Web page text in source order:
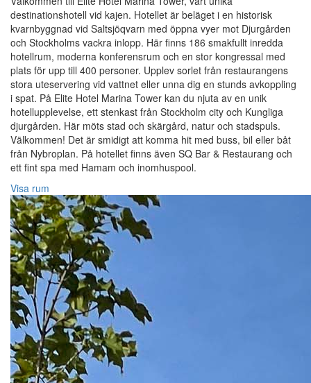
destinationshotell vid kajen. Hotellet är beläget i en historisk
kvarnbyggnad vid Saltsjöqvarn med öppna vyer mot Djurgården
och Stockholms vackra inlopp. Här finns 186 smakfullt inredda
hotellrum, moderna konferensrum och en stor kongressal med
plats för upp till 400 personer. Upplev sorlet från restaurangens
stora uteservering vid vattnet eller unna dig en stunds avkoppling
i spat. På Elite Hotel Marina Tower kan du njuta av en unik
hotellupplevelse, ett stenkast från Stockholm city och Kungliga
djurgården. Här möts stad och skärgård, natur och stadspuls.
Välkommen! Det är smidigt att komma hit med buss, bil eller båt
från Nybroplan. På hotellet finns även SQ Bar & Restaurang och
ett fint spa med Hamam och inomhuspool.
Visa rum